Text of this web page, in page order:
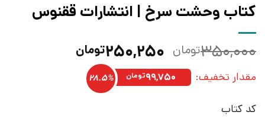
کتاب وحشت سرخ | انتشارات ققنوس
۳۵۰,۰۰۰تومان قیمت
اصلی:
۳۵۰,۰۰۰تومان
۲۵۰,۲۵۰تومان
مقدار تخفیف: ۹۹,۷۵۰تومان 28.5%
کد کتاب